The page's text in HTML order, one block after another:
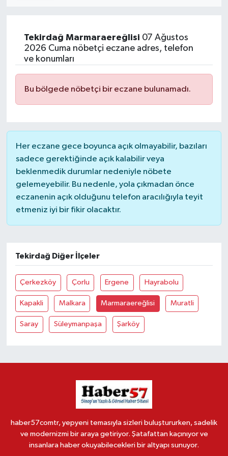
Tekirdağ Marmaraereğlisi 07 Ağustos
2026 Cuma nöbetçi eczane adres, telefon
ve konumları
Bu bölgede nöbetçi bir eczane bulunamadı.
Her eczane gece boyunca açık olmayabilir, bazıları
sadece gerektiğinde açık kalabilir veya
beklenmedik durumlar nedeniyle nöbete
gelemeyebilir. Bu nedenle, yola çıkmadan önce
eczanenin açık olduğunu telefon aracılığıyla teyit
etmeniz iyi bir fikir olacaktır.
Tekirdağ Diğer İlçeler
Çerkezköy Çorlu Ergene Hayrabolu
Kapakli Malkara Marmaraereğlisi Muratli
Saray Süleymanpaşa Şarköy
haber57comtr, yepyeni temasıyla sizleri buluştururken, sadelik
ve modernizmi bir araya getiriyor. Şatafattan kaçınıyor ve
insanlara haber okuyabilecekleri bir altyapı sunuyor.